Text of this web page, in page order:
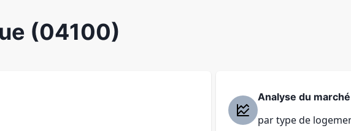
(04100)
Analyse du marché
par type de